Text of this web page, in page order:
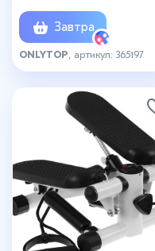
Завтра
ONLYTOP , артикул: 365197
+15